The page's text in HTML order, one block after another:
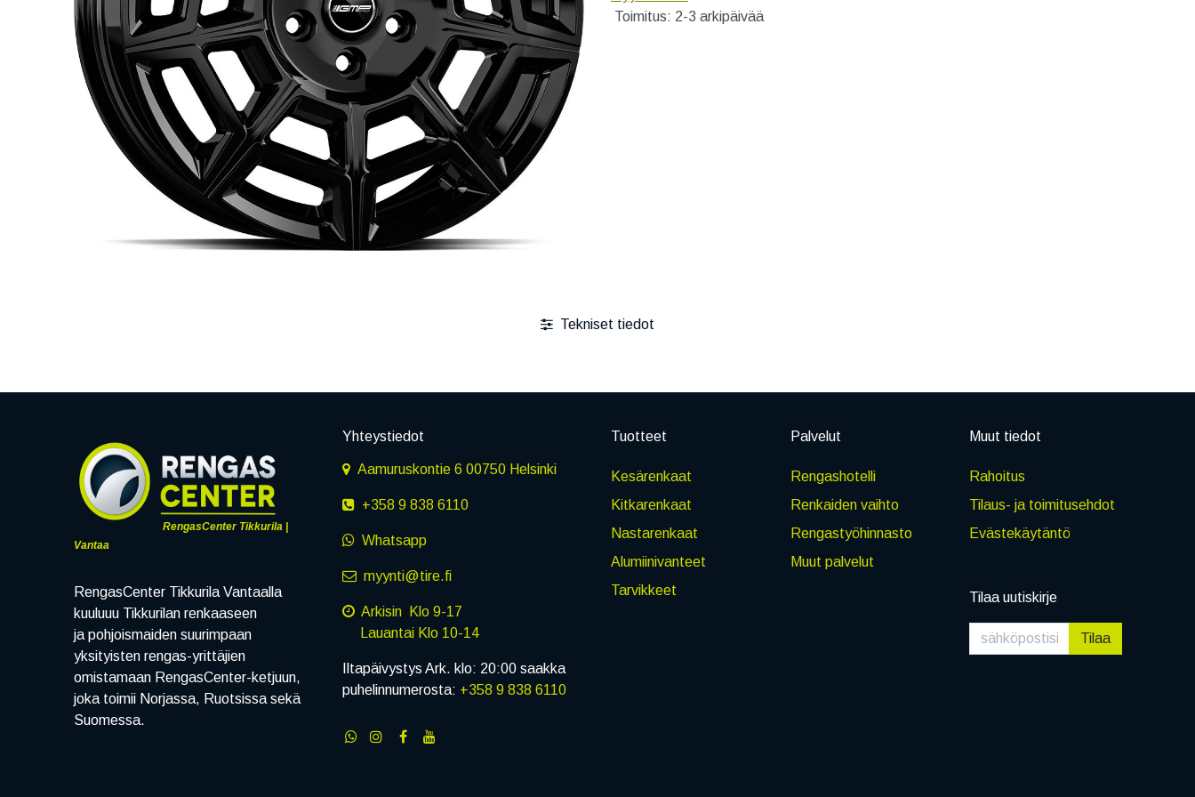
Toimitus: 2-3 arkipäivää
Tekniset tiedot
RengasCenter Tikkurila |
Vantaa
RengasCenter Tikkurila Vantaalla
kuuluuu Tikkurilan renkaaseen
ja pohjoismaiden suurimpaan
yksityisten rengas-yrittäjien
omistamaan RengasCenter-ketjuun,
joka toimii Norjassa, Ruotsissa sekä
Suomessa.
Yhteystiedot
Aamuruskontie 6 00750 Helsinki
+358 9 838 6110
Whatsapp
myynti@tire.fi
Arkisin Klo 9-17
Lauantai Klo 10-14
Iltapäivystys Ark. klo: 20:00 saakka
puhelinnumerosta: +358 9 838 6110
Tuotteet
Kesärenkaat
Kitkarenkaat
Nastarenkaat
Alumiinivanteet
Tarvikkeet
Palvelut
Rengashotelli
Renkaiden vaihto
Rengastyöhinnasto
Muut palvelut
Muut tiedot
Rahoitus
Tilaus- ja toimitusehdot
Evästekäytäntö
Tilaa uutiskirje
Tilaa